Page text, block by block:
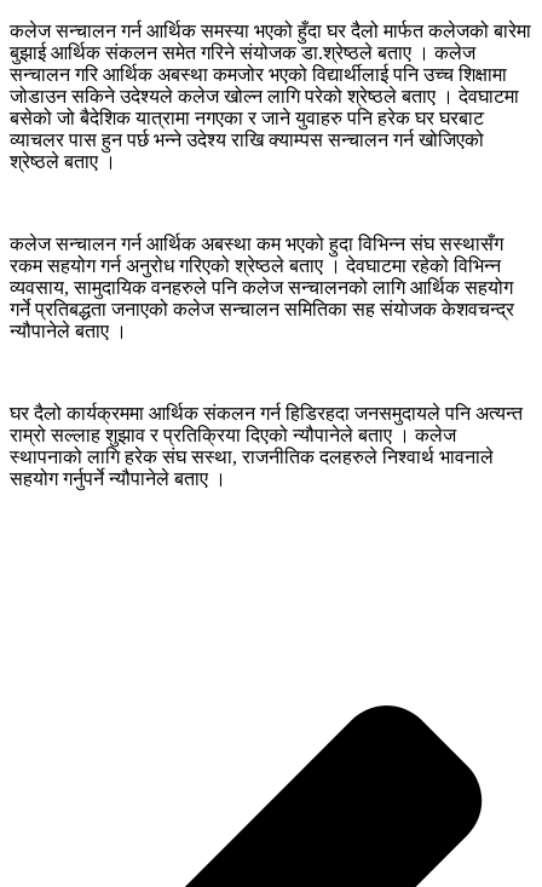
कलेज सन्चालन गर्न आर्थिक समस्या भएको हुँदा घर दैलो मार्फत कलेजको बारेमा
बुझाई आर्थिक संकलन समेत गरिने संयोजक डा.श्रेष्ठले बताए । कलेज
सन्चालन गरि आर्थिक अबस्था कमजोर भएको विद्यार्थीलाई पनि उच्च शिक्षामा
जोडाउन सकिने उदेश्यले कलेज खोल्न लागि परेको श्रेष्ठले बताए । देवघाटमा
बसेको जो बैदेशिक यात्रामा नगएका र जाने युवाहरु पनि हरेक घर घरबाट
व्याचलर पास हुन पर्छ भन्ने उदेश्य राखि क्याम्पस सन्चालन गर्न खोजिएको
श्रेष्ठले बताए ।
कलेज सन्चालन गर्न आर्थिक अबस्था कम भएको हुदा विभिन्न संघ सस्थासँग
रकम सहयोग गर्न अनुरोध गरिएको श्रेष्ठले बताए । देवघाटमा रहेको विभिन्न
व्यवसाय, सामुदायिक वनहरुले पनि कलेज सन्चालनको लागि आर्थिक सहयोग
गर्ने प्रतिबद्धता जनाएको कलेज सन्चालन समितिका सह संयोजक केशवचन्द्र
न्यौपानेले बताए ।
घर दैलो कार्यक्रममा आर्थिक संकलन गर्न हिडिरहदा जनसमुदायले पनि अत्यन्त
राम्रो सल्लाह शुझाव र प्रतिक्रिया दिएको न्यौपानेले बताए । कलेज
स्थापनाको लागि हरेक संघ सस्था, राजनीतिक दलहरुले निश्वार्थ भावनाले
सहयोग गर्नुपर्ने न्यौपानेले बताए ।